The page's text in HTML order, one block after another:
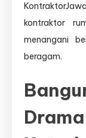
kontraktor
menangani
beragam.